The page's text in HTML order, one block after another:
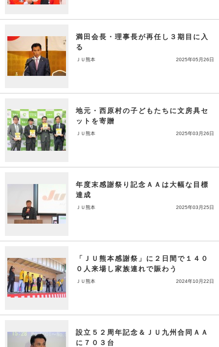
満田会長・理事長が再任し３期目に入
る
ＪＵ熊本 2025年05月26日
地元・西原村の子どもたちに文房具セ
ットを寄贈
ＪＵ熊本 2025年03月26日
年度末感謝祭り記念ＡＡは大幅な目標
達成
ＪＵ熊本 2025年03月25日
「ＪＵ熊本感謝祭」に２日間で１４０
０人来場し家族連れで賑わう
ＪＵ熊本 2024年10月22日
設立５２周年記念＆ＪＵ九州合同ＡＡ
に７０３台